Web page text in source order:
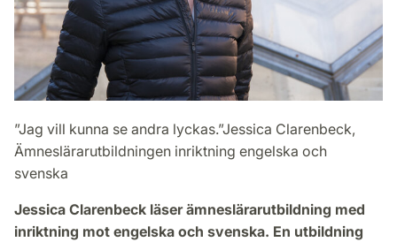
”Jag vill kunna se andra lyckas.”Jessica Clarenbeck,
Ämneslärarutbildningen inriktning engelska och
svenska
Jessica Clarenbeck läser ämneslärarutbildning med
inriktning mot engelska och svenska. En utbildning